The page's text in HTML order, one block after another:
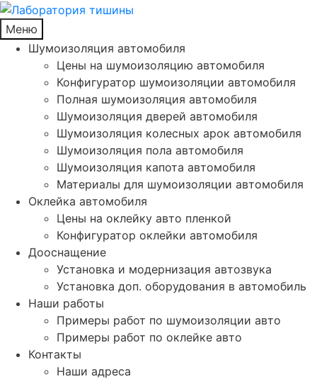
Меню
Шумоизоляция автомобиля
Цены на шумоизоляцию автомобиля
Конфигуратор шумоизоляции автомобиля
Полная шумоизоляция автомобиля
Шумоизоляция дверей автомобиля
Шумоизоляция колесных арок автомобиля
Шумоизоляция пола автомобиля
Шумоизоляция капота автомобиля
Материалы для шумоизоляции автомобиля
Оклейка автомобиля
Цены на оклейку авто пленкой
Конфигуратор оклейки автомобиля
Дооснащение
Установка и модернизация автозвука
Установка доп. оборудования в автомобиль
Наши работы
Примеры работ по шумоизоляции авто
Примеры работ по оклейке авто
Контакты
Наши адреса